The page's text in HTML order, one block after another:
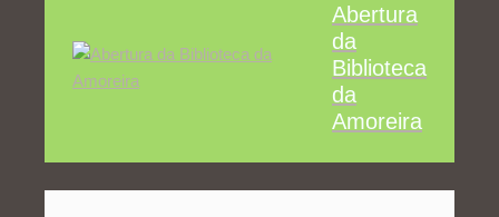
Abertura
da
Biblioteca
da
Amoreira